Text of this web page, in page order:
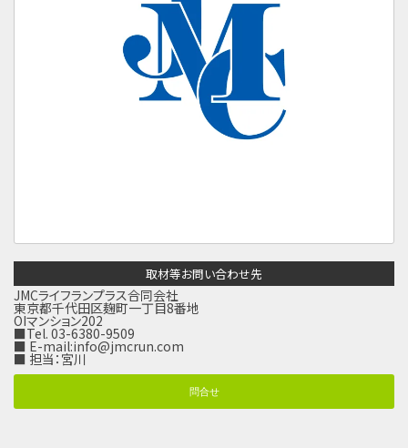
取材等お問い合わせ先
JMCライフランプラス合同会社
東京都千代田区麹町一丁目8番地
OIマンション202
■Tel. 03-6380-9509
■ E-mail:info@jmcrun.com
■ 担当：宮川
問合せ